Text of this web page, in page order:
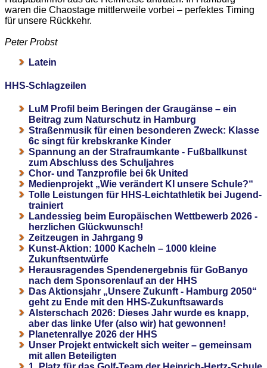
waren die Chaostage mittlerweile vorbei – perfektes Timing
für unsere Rückkehr.
Peter Probst
Latein
HHS-Schlagzeilen
LuM Profil beim Beringen der Graugänse – ein
Beitrag zum Naturschutz in Hamburg
Straßenmusik für einen besonderen Zweck: Klasse
6c singt für krebskranke Kinder
Spannung an der Strafraumkante - Fußballkunst
zum Abschluss des Schuljahres
Chor- und Tanzprofile bei 6k United
Medienprojekt „Wie verändert KI unsere Schule?“
Tolle Leistungen für HHS-Leichtathletik bei Jugend-
trainiert
Landessieg beim Europäischen Wettbewerb 2026 -
herzlichen Glückwunsch!
Zeitzeugen in Jahrgang 9
Kunst-Aktion: 1000 Kacheln – 1000 kleine
Zukunftsentwürfe
Herausragendes Spendenergebnis für GoBanyo
nach dem Sponsorenlauf an der HHS
Das Aktionsjahr „Unsere Zukunft - Hamburg 2050“
geht zu Ende mit den HHS-Zukunftsawards
Alsterschach 2026: Dieses Jahr wurde es knapp,
aber das linke Ufer (also wir) hat gewonnen!
Planetenrallye 2026 der HHS
Unser Projekt entwickelt sich weiter – gemeinsam
mit allen Beteiligten